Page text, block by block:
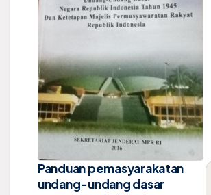
Panduan pemasyarakatan
undang-undang dasar